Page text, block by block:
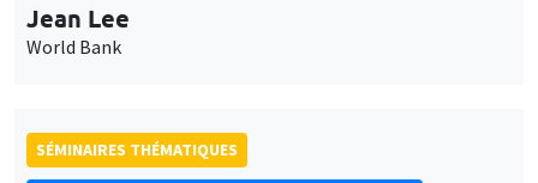
Jean Lee
World Bank
SÉMINAIRES THÉMATIQUES